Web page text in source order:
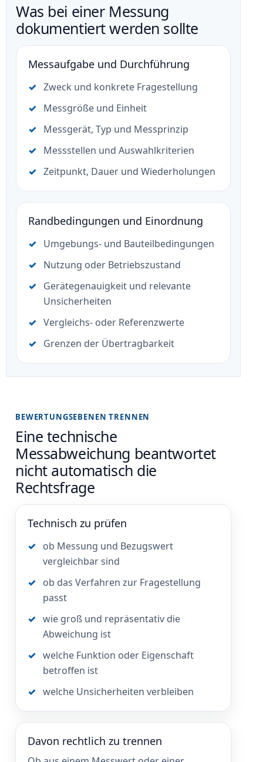
Was bei einer Messung
dokumentiert werden sollte
Messaufgabe und Durchführung
Zweck und konkrete Fragestellung
Messgröße und Einheit
Messgerät, Typ und Messprinzip
Messstellen und Auswahlkriterien
Zeitpunkt, Dauer und Wiederholungen
Randbedingungen und Einordnung
Umgebungs- und Bauteilbedingungen
Nutzung oder Betriebszustand
Gerätegenauigkeit und relevante
Unsicherheiten
Vergleichs- oder Referenzwerte
Grenzen der Übertragbarkeit
BEWERTUNGSEBENEN TRENNEN
Eine technische
Messabweichung beantwortet
nicht automatisch die
Rechtsfrage
Technisch zu prüfen
ob Messung und Bezugswert
vergleichbar sind
ob das Verfahren zur Fragestellung
passt
wie groß und repräsentativ die
Abweichung ist
welche Funktion oder Eigenschaft
betroffen ist
welche Unsicherheiten verbleiben
Davon rechtlich zu trennen